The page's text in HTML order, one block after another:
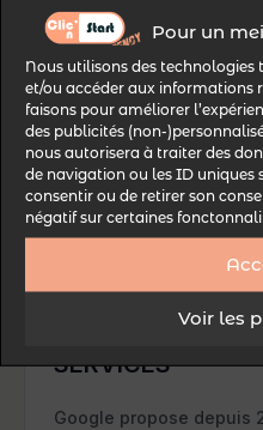
Pour un
Nous utilisons des technologies
et/ou accéder aux informations
faisons pour améliorer
des publicités (non-
nous autorisera à traiter des
de navigation ou les ID uniques
consentir ou de retirer son
négatif sur certaines
Voir les
25 mars 2024·
SEA
TOUT SAVOIR
SERVICES
Google propose depuis